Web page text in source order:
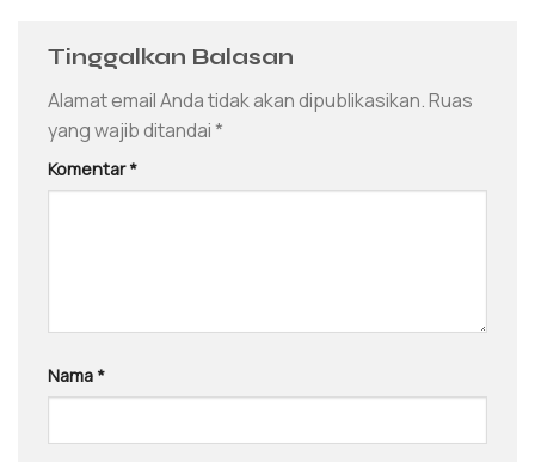
Tinggalkan Balasan
Alamat email Anda tidak akan dipublikasikan.Ruas
yang wajib ditandai*
Komentar*
Nama *